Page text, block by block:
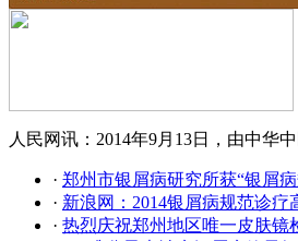
人民网讯：2014年9月13日，由中华
· 郑州市银屑病研究所获“银屑
· 新浪网：2014银屑病规范诊疗
· 热烈庆祝郑州地区唯一皮肤镜